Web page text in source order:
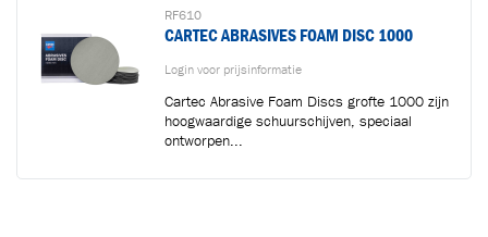
RF610
CARTEC ABRASIVES FOAM DISC 1000
Login voor prijsinformatie
Cartec Abrasive Foam Discs grofte 1000 zijn
hoogwaardige schuurschijven, speciaal
ontworpen...